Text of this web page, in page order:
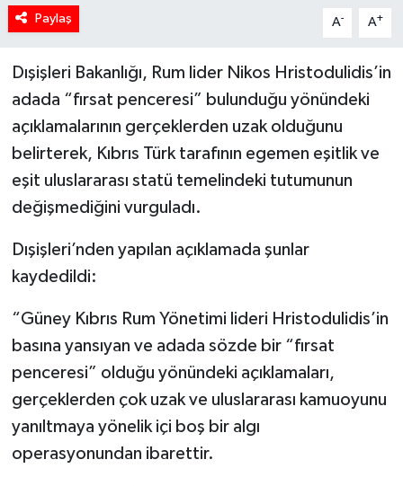
Paylaş A- A+
Dışişleri Bakanlığı, Rum lider Nikos Hristodulidis’in
adada “fırsat penceresi” bulunduğu yönündeki
açıklamalarının gerçeklerden uzak olduğunu
belirterek, Kıbrıs Türk tarafının egemen eşitlik ve
eşit uluslararası statü temelindeki tutumunun
değişmediğini vurguladı.
Dışişleri’nden yapılan açıklamada şunlar
kaydedildi:
“Güney Kıbrıs Rum Yönetimi lideri Hristodulidis’in
basına yansıyan ve adada sözde bir “fırsat
penceresi” olduğu yönündeki açıklamaları,
gerçeklerden çok uzak ve uluslararası kamuoyunu
yanıltmaya yönelik içi boş bir algı
operasyonundan ibarettir.